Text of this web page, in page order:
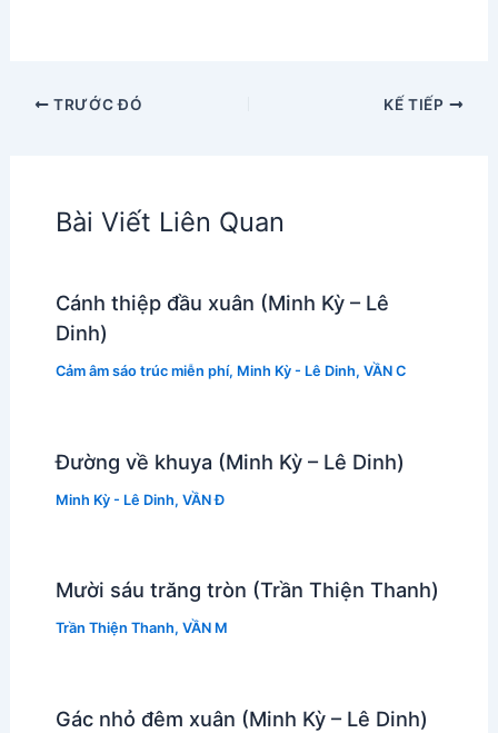
TRƯỚC ĐÓ KẾ TIẾP
Bài Viết Liên Quan
Cánh thiệp đầu xuân (Minh Kỳ – Lê
Dinh)
Cảm âm sáo trúc miễn phí, Minh Kỳ - Lê Dinh, VẦN C
Đường về khuya (Minh Kỳ – Lê Dinh)
Minh Kỳ - Lê Dinh, VẦN Đ
Mười sáu trăng tròn (Trần Thiện Thanh)
Trần Thiện Thanh, VẦN M
Gác nhỏ đêm xuân (Minh Kỳ – Lê Dinh)